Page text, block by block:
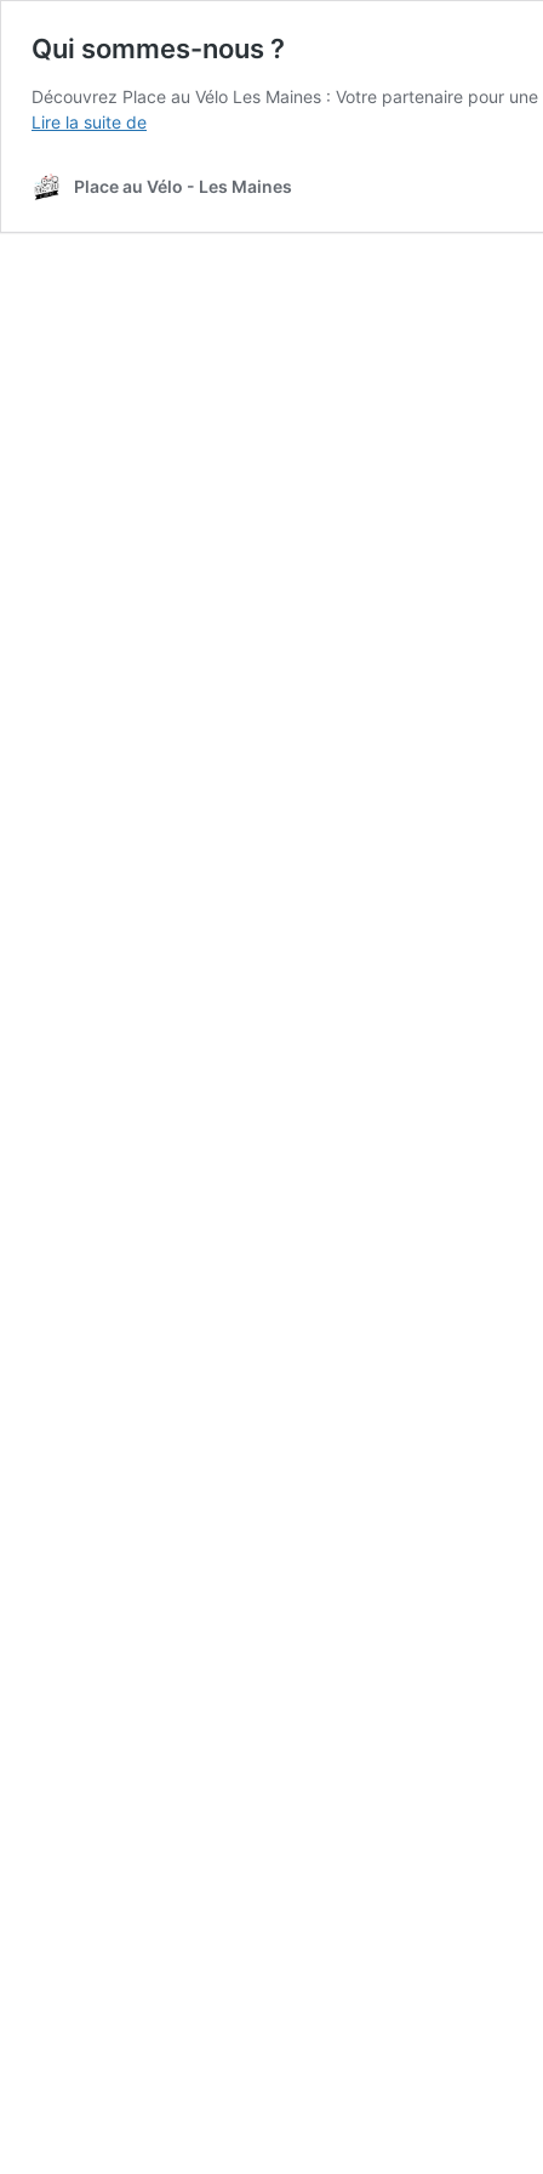
Qui sommes-nous ?
Découvrez Place au Vélo Les Maines : Votre partenaire pour
Lire la suite deQui
?
Place au Vélo - Les Maines